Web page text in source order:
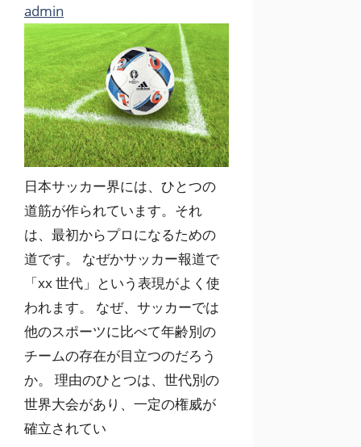
admin
日本サッカー界には、ひとつの
道筋が作られています。それ
は、最初からプロになるための
道です。 なぜかサッカー報道で
「xx 世代」という表現がよく使
われます。 なぜ、サッカーでは
他のスポーツに比べて年齢別の
チームの存在が目立つのだろう
か。 理由のひとつは、世代別の
世界大会があり、一定の権威が
確立されてい